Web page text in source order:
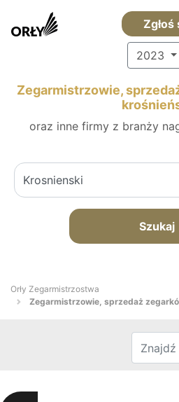
Zgłoś
2023
Zegarmistrzowie,
oraz inne firmy z branży
Szukaj
Orły Zegarmistrzostwa
Zegarmistrzowie, sprzedaż